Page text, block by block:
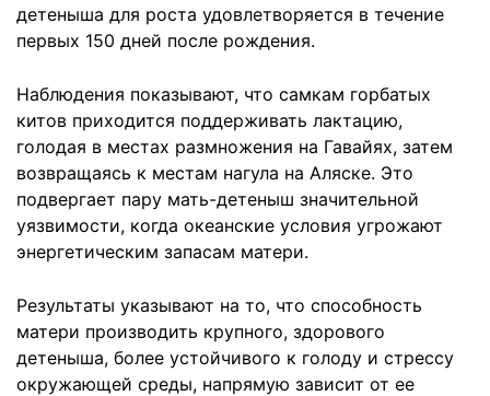
детеныша для роста удовлетворяется в течение
первых 150 дней после рождения.
Наблюдения показывают, что самкам горбатых
китов приходится поддерживать лактацию,
голодая в местах размножения на Гавайях, затем
возвращаясь к местам нагула на Аляске. Это
подвергает пару мать-детеныш значительной
уязвимости, когда океанские условия угрожают
энергетическим запасам матери.
Результаты указывают на то, что способность
матери производить крупного, здорового
детеныша, более устойчивого к голоду и стрессу
окружающей среды, напрямую зависит от ее